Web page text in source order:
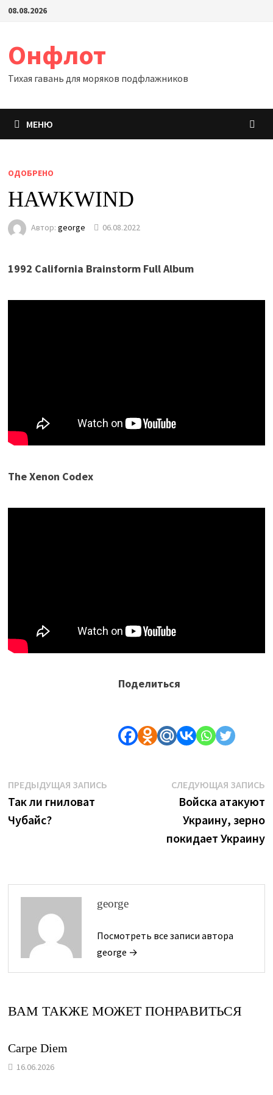
Перейти
08.08.2026
Онфлот
Тихая гавань для моряков подфлажников
МЕНЮ
ОДОБРЕНО
HAWKWIND
Автор: george 06.08.2022
1992 California Brainstorm Full Album
The Xenon Codex
Поделиться
Навигация
по
записям
ПРЕДЫДУЩАЯ ЗАПИСЬПредыдущая
Так ли гниловат
Чубайс?
СЛЕДУЮЩАЯ ЗАПИСЬ
Войска атакуют
Украину, зерно
покидает Украину
george
Посмотреть все записи автора
george →
ВАМ ТАКЖЕ МОЖЕТ ПОНРАВИТЬСЯ
Carpe Diem
16.06.2026